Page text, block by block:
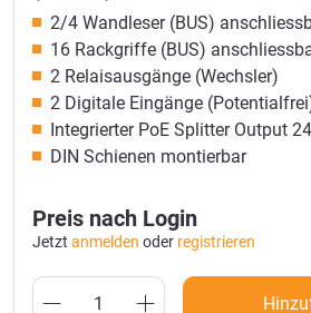
2/4 Wandleser (BUS)
16 Rackgriffe (BUS)
2 Relaisausgänge (Wechsler)
2 Digitale Eingänge
Integrierter PoE Splitter Output
DIN Schienen montierbar
Preis nach Login
Jetzt anmelden oder registrieren